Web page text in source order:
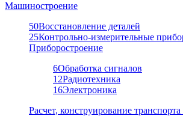
Машиностроение
50Восстановление деталей
25Контрольно-измерительные
Приборостроение
6Обработка сигналов
12Радиотехника
16Электроника
Расчет, конструирование транспорта